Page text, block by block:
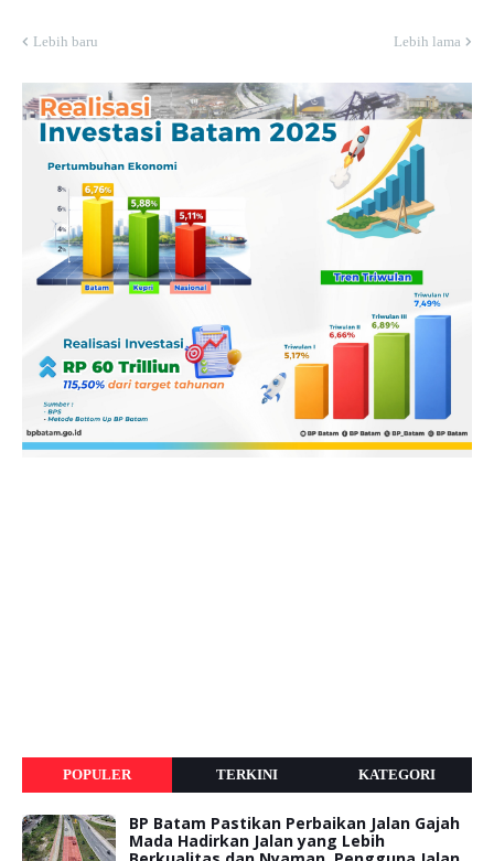
Lebih baru Lebih lama
POPULER TERKINI KATEGORI
BP Batam Pastikan Perbaikan Jalan Gajah
Mada Hadirkan Jalan yang Lebih